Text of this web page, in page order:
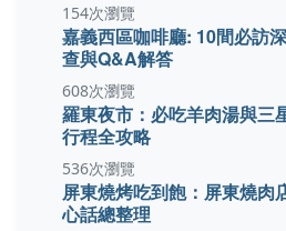
154次瀏覽
嘉義西區咖啡廳: 10間必訪
查與Q&A解答
608次瀏覽
羅東夜市：必吃羊肉湯與三
行程全攻略
536次瀏覽
屏東燒烤吃到飽：屏東燒肉
心話總整理